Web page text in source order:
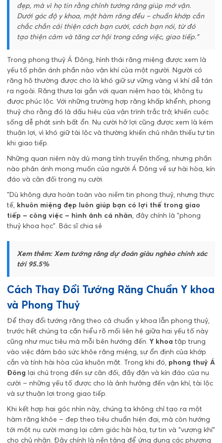
đẹp, mà vì họ tin rằng chỉnh tướng răng giúp mở vận.
Dưới góc độ y khoa, một hàm răng đều – chuẩn khớp cắn
chắc chắn cải thiện cách bạn cười, cách bạn nói, từ đó
tạo thiện cảm và tăng cơ hội trong công việc, giao tiếp.”
Trong phong thuỷ Á Đông, hình thái răng miệng được xem là
yếu tố phản ánh phần nào vận khí của một người. Người có
răng hô thường được cho là khó giữ sự vững vàng vì khí dễ tán
ra ngoài. Răng thưa lại gắn với quan niệm hao tài, không tụ
được phúc lộc. Với những trường hợp răng khấp khểnh, phong
thuỷ cho rằng đó là dấu hiệu của vận trình trắc trở, khiến cuộc
sống dễ phát sinh bất ổn. Nụ cười hở lợi cũng được xem là kém
thuận lợi, vì khó giữ tài lộc và thường khiến chủ nhân thiếu tự tin
khi giao tiếp.
Những quan niệm này dù mang tính truyền thống, nhưng phần
nào phản ánh mong muốn của người Á Đông về sự hài hòa, kín
đáo và cân đối trong nụ cười.
"Dù không dựa hoàn toàn vào niềm tin phong thuỷ, nhưng thực
tế, khuôn miệng đẹp luôn giúp bạn có lợi thế trong giao
tiếp – công việc – hình ảnh cá nhân, đây chính là “phong
thuỷ khoa học”. Bác sĩ chia sẻ
Xem thêm:Xem tướng răng dự đoán giàu nghèo chính xác
tới 95.5%
Cách Thay Đổi Tướng Răng Chuẩn Y khoa
và Phong Thuỷ
Để thay đổi tướng răng theo cả chuẩn y khoa lẫn phong thuỷ,
trước hết chúng ta cần hiểu rõ mối liên hệ giữa hai yếu tố này
cũng như mục tiêu mà mỗi bên hướng đến. Y khoa tập trung
vào việc đảm bảo sức khỏe răng miệng, sự ổn định của khớp
cắn và tính hài hòa của khuôn mặt. Trong khi đó, phong thuỷ Á
Đông lại chú trọng đến sự cân đối, đầy đặn và kín đáo của nụ
cười – những yếu tố được cho là ảnh hưởng đến vận khí, tài lộc
và sự thuận lợi trong giao tiếp.
Khi kết hợp hai góc nhìn này, chúng ta không chỉ tạo ra một
hàm răng khỏe – đẹp theo tiêu chuẩn hiện đại, mà còn hướng
tới một nụ cười mang lại cảm giác hài hòa, tự tin và “vượng khí”
cho chủ nhân. Đây chính là nền tảng để ứng dụng các phương